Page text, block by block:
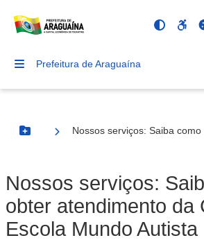
Prefeitura de Araguaína
Botão Menu
Nossos serviços: Saiba
Nossos serviços:
obter atendimento da
Escola Mundo Autista